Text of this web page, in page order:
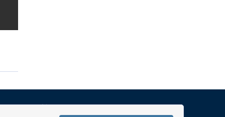
Mapa do Site